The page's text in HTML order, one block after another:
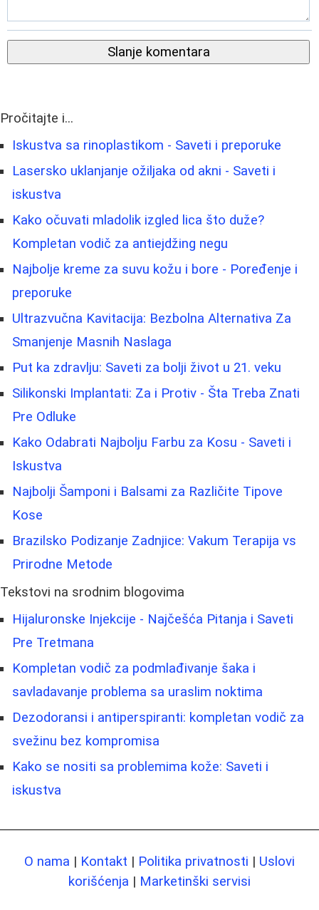
Slanje komentara
Pročitajte i...
Iskustva sa rinoplastikom - Saveti i preporuke
Lasersko uklanjanje ožiljaka od akni - Saveti i
iskustva
Kako očuvati mladolik izgled lica što duže?
Kompletan vodič za antiejdžing negu
Najbolje kreme za suvu kožu i bore - Poređenje i
preporuke
Ultrazvučna Kavitacija: Bezbolna Alternativa Za
Smanjenje Masnih Naslaga
Put ka zdravlju: Saveti za bolji život u 21. veku
Silikonski Implantati: Za i Protiv - Šta Treba Znati
Pre Odluke
Kako Odabrati Najbolju Farbu za Kosu - Saveti i
Iskustva
Najbolji Šamponi i Balsami za Različite Tipove
Kose
Brazilsko Podizanje Zadnjice: Vakum Terapija vs
Prirodne Metode
Tekstovi na srodnim blogovima
Hijaluronske Injekcije - Najčešća Pitanja i Saveti
Pre Tretmana
Kompletan vodič za podmlađivanje šaka i
savladavanje problema sa uraslim noktima
Dezodoransi i antiperspiranti: kompletan vodič za
svežinu bez kompromisa
Kako se nositi sa problemima kože: Saveti i
iskustva
O nama | Kontakt | Politika privatnosti | Uslovi
korišćenja | Marketinški servisi